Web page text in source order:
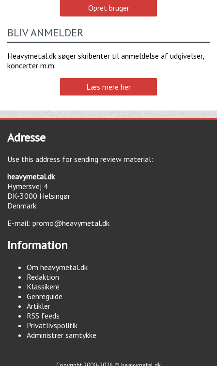
Opret bruger
BLIV ANMELDER
Heavymetal.dk søger skribenter til anmeldelse af udgivelser,
koncerter m.m.
Læs mere her
Adresse
Use this address for sending review material:
heavymetal.dk
Hymersvej 4
DK-3000 Helsingør
Denmark
E-mail: promo@heavymetal.dk
Information
Om heavymetal.dk
Redaktion
Klassikere
Genreguide
Artikler
RSS feeds
Privatlivspolitik
Administrer samtykke